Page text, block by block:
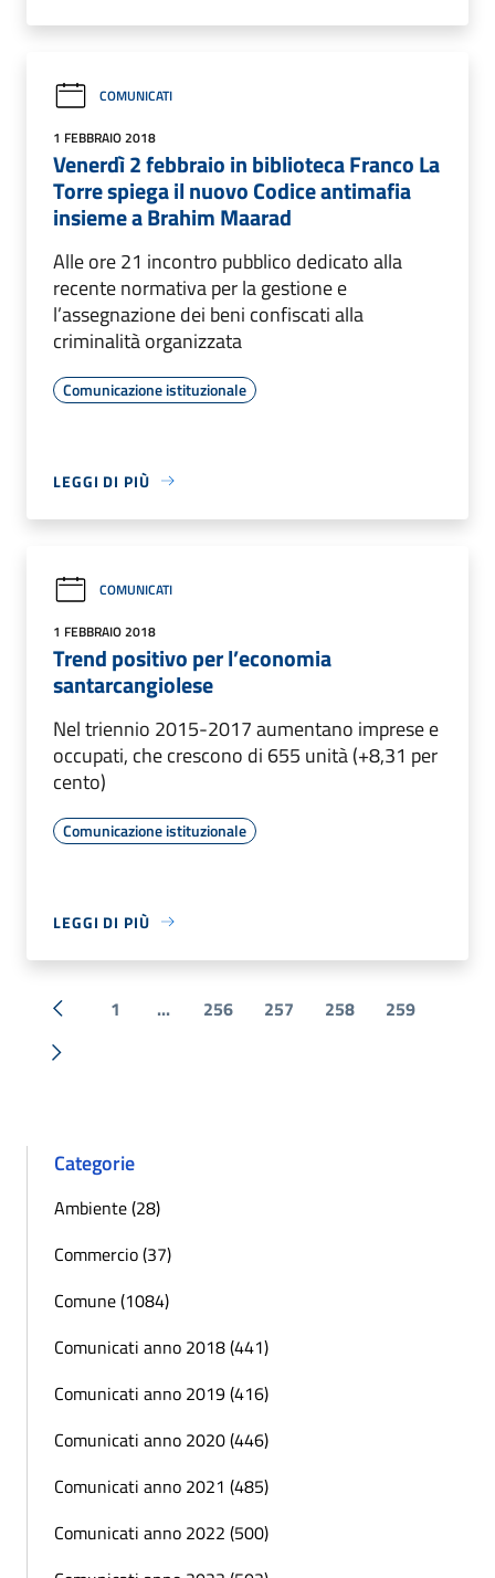
COMUNICATI
1 FEBBRAIO 2018
Venerdì 2 febbraio in biblioteca Franco La
Torre spiega il nuovo Codice antimafia
insieme a Brahim Maarad
Alle ore 21 incontro pubblico dedicato alla
recente normativa per la gestione e
l’assegnazione dei beni confiscati alla
criminalità organizzata
Comunicazione istituzionale
LEGGI DI PIÙ
COMUNICATI
1 FEBBRAIO 2018
Trend positivo per l’economia
santarcangiolese
Nel triennio 2015-2017 aumentano imprese e
occupati, che crescono di 655 unità (+8,31 per
cento)
Comunicazione istituzionale
LEGGI DI PIÙ
« Precedente
1 ... 256 257 258 259
Successiva »
Categorie
Ambiente (28)
Commercio (37)
Comune (1084)
Comunicati anno 2018 (441)
Comunicati anno 2019 (416)
Comunicati anno 2020 (446)
Comunicati anno 2021 (485)
Comunicati anno 2022 (500)